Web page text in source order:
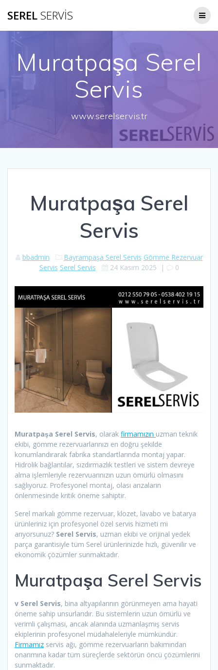
SERELSERVİS
Muratpaşa Serel
Servis
www.serelservis.tr
Muratpaşa Serel
Servis
bbadmin Bayrampaşa Serel Servis Gömme Rezervuar
Servis Serel Servis 24 Kasım 2025 | 0
Muratpaşa Serel Servis, olarak firmamızın uzman teknik
ekibi, gömme rezervuarlarınızı en doğru şekilde
konumlandırarak fabrika standartlarında montaj yapar.
Hidrolik bağlantılar, sızdırmazlık testleri ve sistem devreye
alma işlemleriyle rezervuarınızın uzun ömürlü olmasını
sağlıyoruz. Profesyonel montaj, olası arızaların
önlenmesinde kritik öneme sahiptir.
Serel markalı gömme rezervuar, klozet, lavabo ve batarya
ürünleriniz için profesyonel özel servis hizmeti mi
arıyorsunuz? Serel Servis, uzman ekibi ve orijinal yedek
parça garantisiyle tüm Serel ürünlerinizde hızlı, güvenilir ve
ekonomik çözümler sunmaktadır.
Muratpaşa Serel Servis
v Serel Servis, bina altyapılarının görünmeyen ama hayati
öneme sahip unsurlarıdır. Bu sistemlerin uzun ömürlü ve
verimli çalışması, ancak alanında uzmanlaşmış servis
ekiplerinin profesyonel müdahaleleriyle mümkündür.
Firmamız servis ağı, gömme rezervuarların bakımından
onarımına kadar tüm süreçlerde sektörün öncü çözümlerini
sunmaktadır.